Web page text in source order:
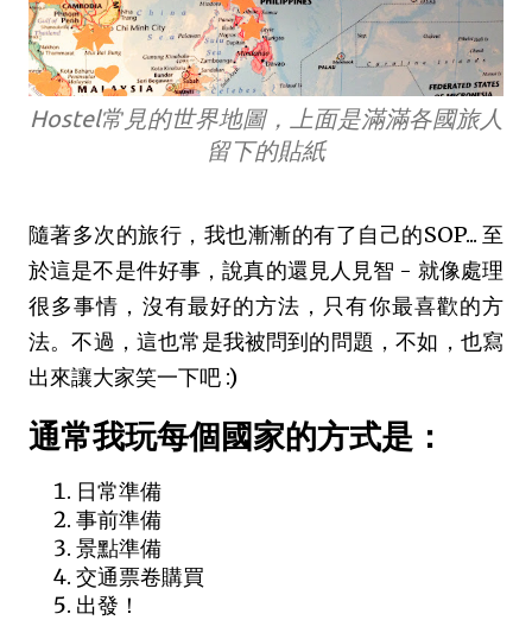
Hostel常見的世界地圖，上面是滿滿各國旅人
留下的貼紙
隨著多次的旅行，我也漸漸的有了自己的SOP... 至
於這是不是件好事，說真的還見人見智 - 就像處理
很多事情，沒有最好的方法，只有你最喜歡的方
法。不過，這也常是我被問到的問題，不如，也寫
出來讓大家笑一下吧 :)
通常我玩每個國家的方式是：
日常準備
事前準備
景點準備
交通票卷購買
出發！